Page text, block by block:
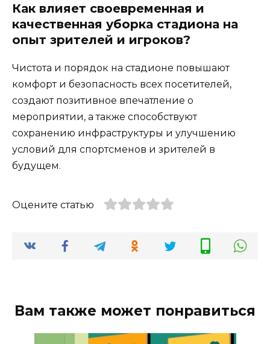
Как влияет своевременная и
качественная уборка стадиона на
опыт зрителей и игроков?
Чистота и порядок на стадионе повышают
комфорт и безопасность всех посетителей,
создают позитивное впечатление о
мероприятии, а также способствуют
сохранению инфраструктуры и улучшению
условий для спортсменов и зрителей в
будущем.
Оцените статью
Вам также может понравиться